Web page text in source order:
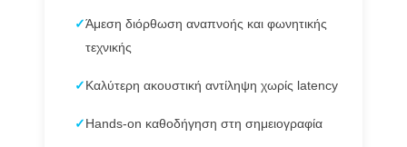
✓Άμεση διόρθωση αναπνοής και φωνητικής
τεχνικής
✓ Καλύτερη ακουστική αντίληψη χωρίς latency
✓ Hands-on καθοδήγηση στη σημειογραφία